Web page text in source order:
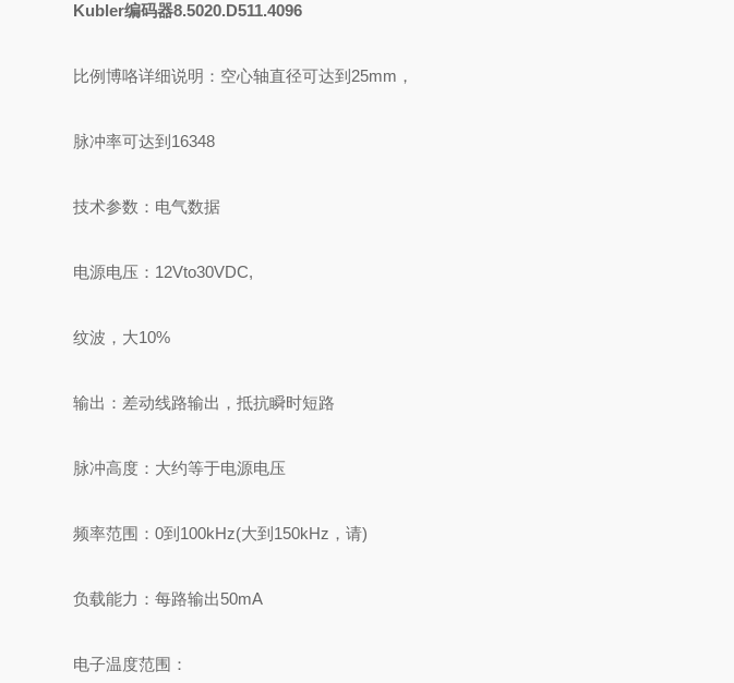
Kubler编码器8.5020.D511.4096
比例博咯详细说明：空心轴直径可达到25mm，
脉冲率可达到16348
技术参数：电气数据
电源电压：12Vto30VDC,
纹波，大10%
输出：差动线路输出，抵抗瞬时短路
脉冲高度：大约等于电源电压
频率范围：0到100kHz(大到150kHz，请)
负载能力：每路输出50mA
电子温度范围：